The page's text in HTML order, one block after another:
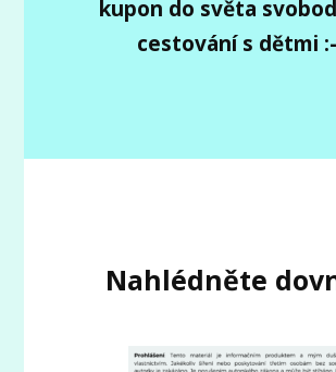
kupon do světa
cestování s dětmi
Nahlédněte